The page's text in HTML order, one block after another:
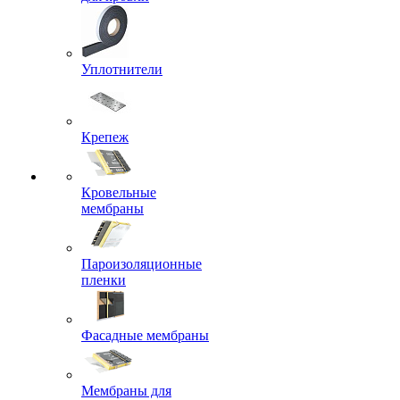
Уплотнители
Крепеж
Кровельные
мембраны
Пароизоляционные
пленки
Фасадные мембраны
Мембраны для